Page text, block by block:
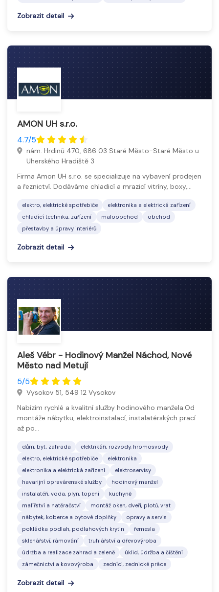
Zobrazit detail
AMON UH s.r.o.
4.7/5
nám. Hrdinů 470, 686 03 Staré Město-Staré Město u
Uherského Hradiště 3
Firma Amon UH s.r.o. se specializuje na vybavení prodejen
a řeznictví. Dodáváme chladicí a mrazicí vitríny, boxy,…
elektro, elektrické spotřebiče
elektronika a elektrická zařízení
chladící technika, zařízení
maloobchod
obchod
přestavby a úpravy interiérů
Zobrazit detail
Aleš Vébr - Hodinový Manžel Náchod, Nové
Město nad Metují
5/5
Vysokov 51, 549 12 Vysokov
Nabízím rychlé a kvalitní služby hodinového manžela.Od
montáže nábytku, elektroinstalací, instalatérských prací
až po…
dům, byt, zahrada
elektrikáři, rozvody, hromosvody
elektro, elektrické spotřebiče
elektronika
elektronika a elektrická zařízení
elektroservisy
havarijní opravárenské služby
hodinový manžel
instalatéři, voda, plyn, topení
kuchyně
malířství a natěračství
montáž oken, dveří, plotů, vrat
nábytek, koberce a bytové doplňky
opravy a servis
pokládka podlah, podlahových krytin
řemesla
sklenářství, rámování
truhlářství a dřevovýroba
údržba a realizace zahrad a zeleně
úklid, údržba a čištění
zámečnictví a kovovýroba
zedníci, zednické práce
Zobrazit detail